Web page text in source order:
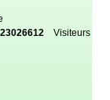
23026612Visiteurs